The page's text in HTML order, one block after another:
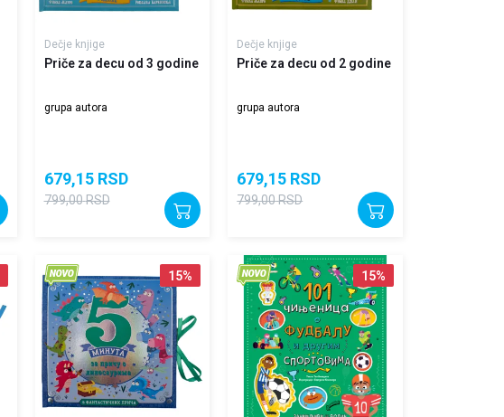
Dečje knjige
Priče za decu od 3 godine
grupa autora
679,15 RSD
799,00RSD
Dečje knjige
Priče za decu od 2 godine
grupa autora
679,15 RSD
799,00RSD
15% 15%